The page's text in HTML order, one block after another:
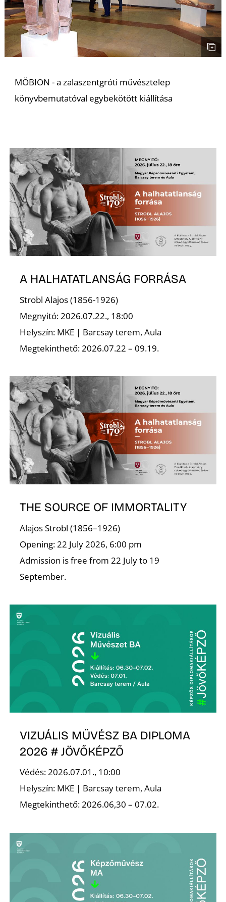
MÖBION - a zalaszentgróti művésztelep
könyvbemutatóval egybekötött kiállítása
A HALHATATLANSÁG FORRÁSA
Strobl Alajos (1856-1926)
Megnyitó: 2026.07.22., 18:00
Helyszín: MKE | Barcsay terem, Aula
Megtekinthető: 2026.07.22 – 09.19.
THE SOURCE OF IMMORTALITY
Alajos Strobl (1856–1926)
Opening: 22 July 2026, 6:00 pm
Admission is free from 22 July to 19
September.
VIZUÁLIS MŰVÉSZ BA DIPLOMA
2026 # JÖVŐKÉPZŐ
Védés: 2026.07.01., 10:00
Helyszín: MKE | Barcsay terem, Aula
Megtekinthető: 2026.06,30 – 07.02.